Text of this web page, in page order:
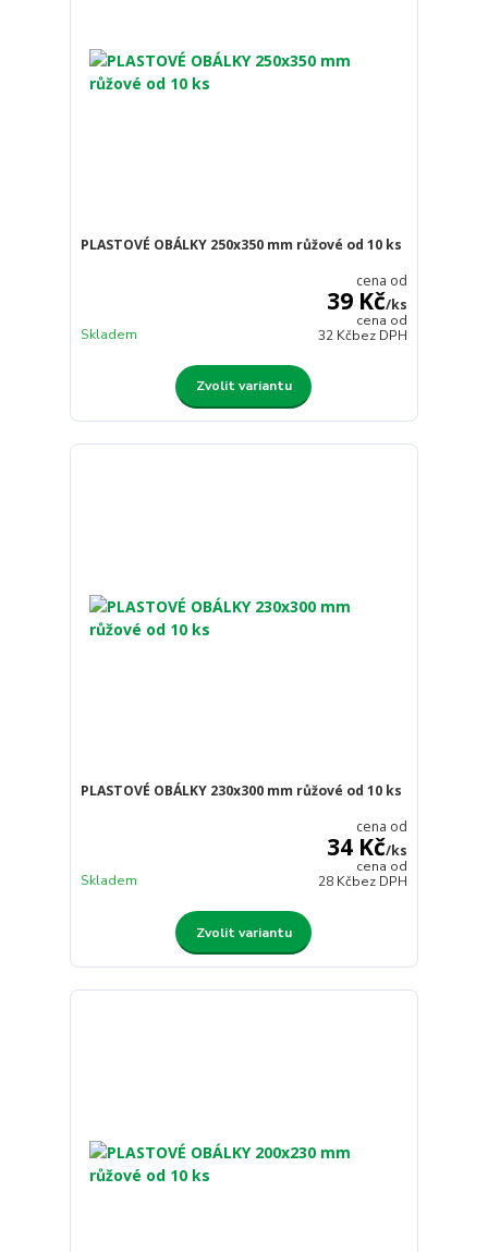
PLASTOVÉ OBÁLKY 250x350 mm růžové od 10 ks
cena od
39 Kč/ks
cena od
32 Kčbez DPH
Skladem
Zvolit variantu
PLASTOVÉ OBÁLKY 230x300 mm růžové od 10 ks
cena od
34 Kč/ks
cena od
28 Kčbez DPH
Skladem
Zvolit variantu